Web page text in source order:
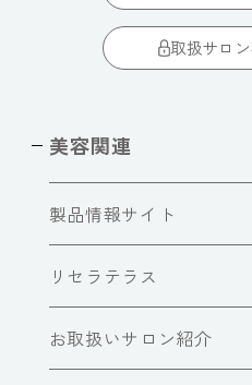
取扱サロ
美容関連
製品情報サイト
リセラテラス
お取扱いサロン紹介